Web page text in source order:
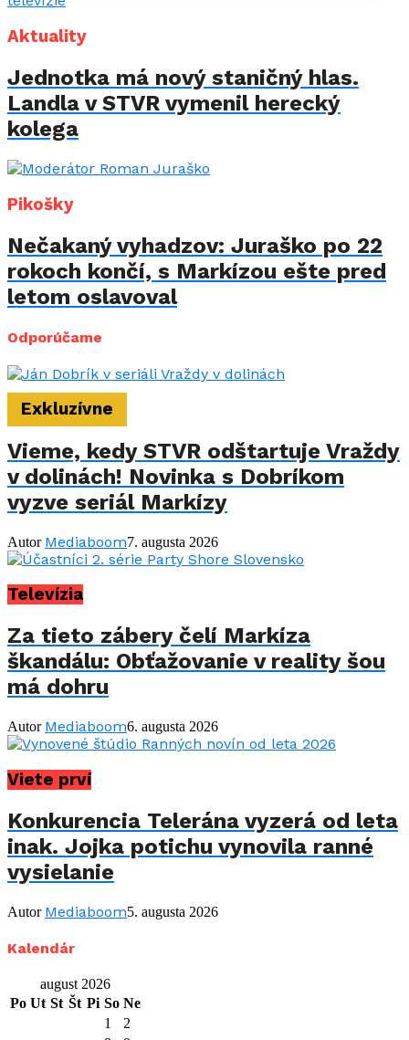
Aktuality
Jednotka má nový staničný hlas.
Landla v STVR vymenil herecký
kolega
Pikošky
Nečakaný vyhadzov: Juraško po 22
rokoch končí, s Markízou ešte pred
letom oslavoval
Odporúčame
Exkluzívne
Vieme, kedy STVR odštartuje Vraždy
v dolinách! Novinka s Dobríkom
vyzve seriál Markízy
Autor Mediaboom7. augusta 2026
Televízia
Za tieto zábery čelí Markíza
škandálu: Obťažovanie v reality šou
má dohru
Autor Mediaboom6. augusta 2026
Viete prví
Konkurencia Telerána vyzerá od leta
inak. Jojka potichu vynovila ranné
vysielanie
Autor Mediaboom5. augusta 2026
Kalendár
august 2026
Po Ut St Št Pi So Ne
1
2